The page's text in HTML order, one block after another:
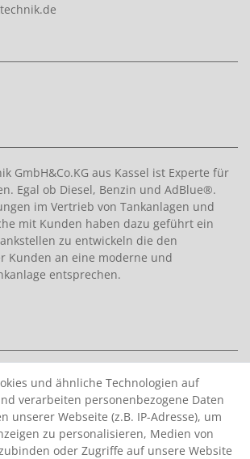
GmbH&Co.KG aus Kassel ist Experte für
Egal ob Diesel, Benzin und AdBlue®.
im Vertrieb von Tankanlagen und
mit Kunden haben dazu geführt ein
zu entwickeln die den
Kunden an eine moderne und
entsprechen.
FÜR BENZIN
FÜR ÖLE
und ähnliche Technologien auf
verarbeiten personenbezogene Daten
unserer Webseite (z.B. IP-Adresse), um
zu personalisieren, Medien von
oder Zugriffe auf unsere Website